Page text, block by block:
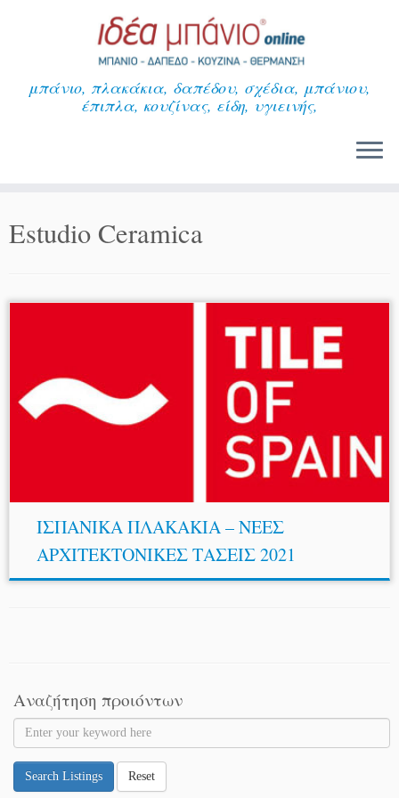
μπάνιο, πλακάκια, δαπέδου, σχέδια, μπάνιου,
έπιπλα, κουζίνας, είδη, υγιεινής,
Estudio Ceramica
ΙΣΠΑΝΙΚΑ ΠΛΑΚΑΚΙΑ – ΝΕΕΣ
ΑΡΧΙΤΕΚΤΟΝΙΚΕΣ ΤΑΣΕΙΣ 2021
Αναζήτηση προιόντων
Search Listings Reset